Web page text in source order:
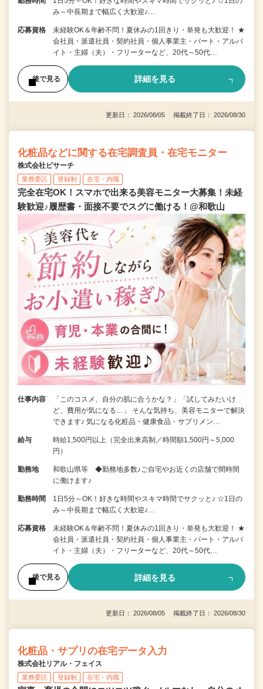
み～中長期まで幅広く大歓迎♪…
応募資格
未経験OK＆年齢不問！夏休みの1回きり・単発も大歓迎！ ★
会社員・派遣社員・契約社員・個人事業主・パート・アルバ
イト・主婦（夫）・フリーターなど、20代～50代…
後で見る 詳細を見る
更新日： 2026/08/05 掲載終了日： 2026/08/30
化粧品などに関する在宅調査員・在宅モニター
株式会社ビサーチ
業務委託 登録制 在宅・内職
完全在宅OK！スマホで出来る美容モニター大募集！未経
験歓迎♪履歴書・面接不要でスグに働ける！@和歌山
仕事内容
「このコスメ、自分の肌に合うかな？」「試してみたいけ
ど、費用が気になる…」 そんな気持ち、美容モニターで解決
できます♪ 気になる化粧品・健康食品・サプリメン…
給与
時給1,500円以上（完全出来高制／時間額1,500円～5,000
円）
勤務地
和歌山県等 ◆勤務地多数♪ご自宅やお近くの店舗で間時間
に働けます♪
勤務時間
1日5分～OK！好きな時間やスキマ時間でサクッと♪ ☆1日の
み～中長期まで幅広く大歓迎♪…
応募資格
未経験OK＆年齢不問！夏休みの1回きり・単発も大歓迎！ ★
会社員・派遣社員・契約社員・個人事業主・パート・アルバ
イト・主婦（夫）・フリーターなど、20代～50代…
後で見る 詳細を見る
更新日： 2026/08/05 掲載終了日： 2026/08/30
化粧品・サプリの在宅データ入力
株式会社リアル・フェイス
業務委託 登録制 在宅・内職